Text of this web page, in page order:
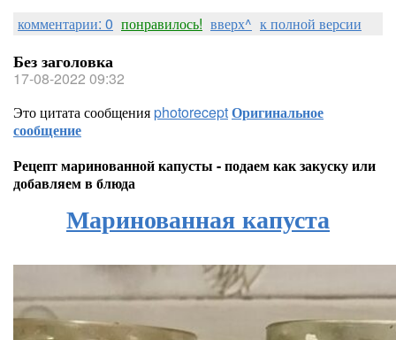
комментарии: 0 понравилось! вверх^ к полной версии
Без заголовка
17-08-2022 09:32
Это цитата сообщенияphotoreceptОригинальное
сообщение
Рецепт маринованной капусты - подаем как закуску или
добавляем в блюда
Маринованная капуста